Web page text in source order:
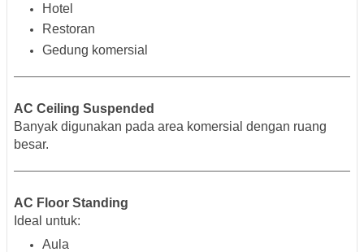
Hotel
Restoran
Gedung komersial
AC Ceiling Suspended
Banyak digunakan pada area komersial dengan ruang
besar.
AC Floor Standing
Ideal untuk:
Aula